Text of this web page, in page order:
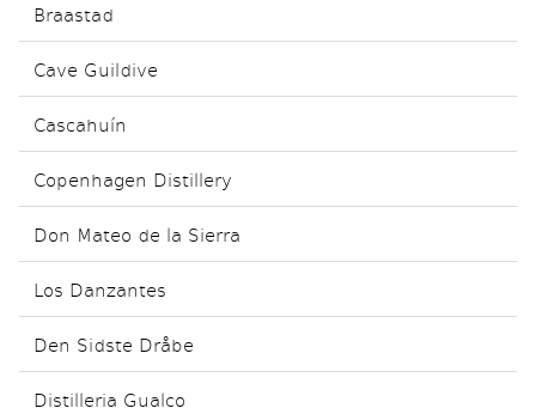
Braastad
Cave Guildive
Cascahuín
Copenhagen Distillery
Don Mateo de la Sierra
Los Danzantes
Den Sidste Dråbe
Distilleria Gualco